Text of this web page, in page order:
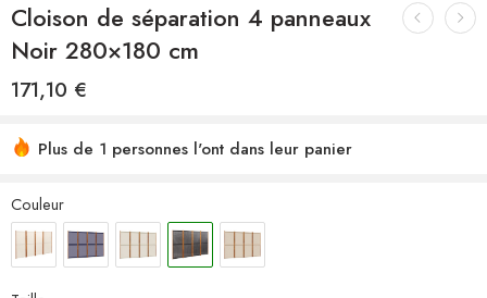
Cloison de séparation 4 panneaux
Noir 280×180 cm
171,10 €
Plus de 1 personnes l'ont dans leur panier
Couleur